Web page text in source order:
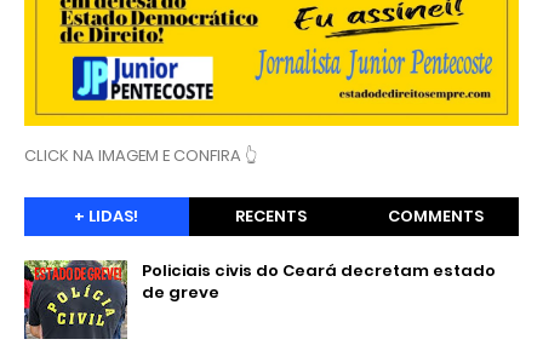
CLICK NA IMAGEM E CONFIRA 👆
+ LIDAS! RECENTS COMMENTS
Policiais civis do Ceará decretam estado
de greve